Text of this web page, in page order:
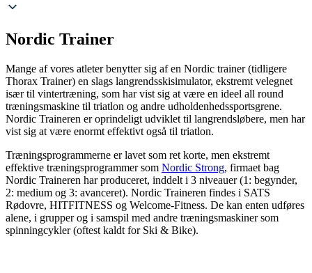
Nordic Trainer
Mange af vores atleter benytter sig af en Nordic trainer (tidligere
Thorax Trainer) en slags langrendsskisimulator, ekstremt velegnet
især til vintertræning, som har vist sig at være en ideel all round
træningsmaskine til triatlon og andre udholdenhedssportsgrene.
Nordic Traineren er oprindeligt udviklet til langrendsløbere, men har
vist sig at være enormt effektivt også til triatlon.
Træningsprogrammerne er lavet som ret korte, men ekstremt
effektive træningsprogrammer som Nordic Strong, firmaet bag
Nordic Traineren har produceret, inddelt i 3 niveauer (1: begynder,
2: medium og 3: avanceret). Nordic Traineren findes i SATS
Rødovre, HITFITNESS og Welcome-Fitness. De kan enten udføres
alene, i grupper og i samspil med andre træningsmaskiner som
spinningcykler (oftest kaldt for Ski & Bike).